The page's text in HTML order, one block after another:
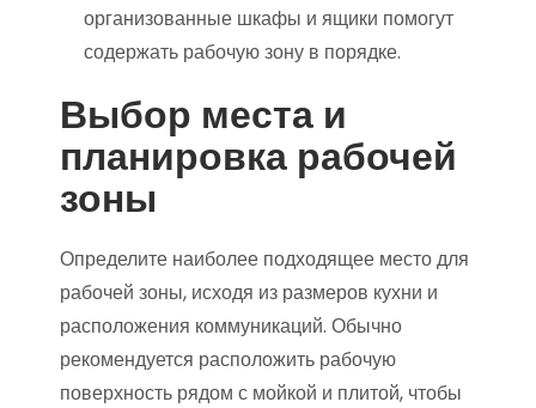
организованные шкафы и ящики помогут
содержать рабочую зону в порядке.
Выбор места и
планировка рабочей
зоны
Определите наиболее подходящее место для
рабочей зоны, исходя из размеров кухни и
расположения коммуникаций. Обычно
рекомендуется расположить рабочую
поверхность рядом с мойкой и плитой, чтобы